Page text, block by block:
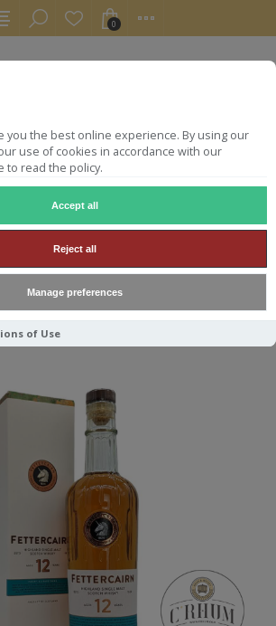
you the best online experience. By using our
use of cookies in accordance with our
to read the policy.
Accept all
Reject all
Manage preferences
of Use
0
12Y 0.70CL 40°